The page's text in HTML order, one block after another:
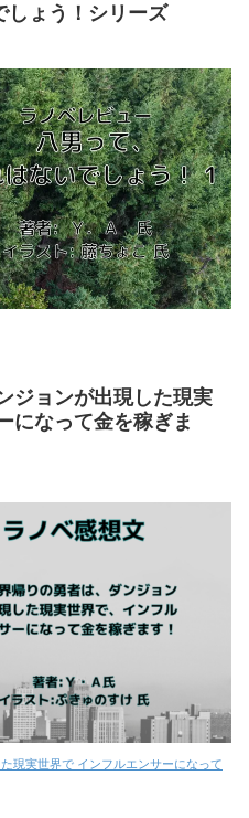
しょう！シリーズ
ジョンが出現した現実
になって金を稼ぎま
現実世界で インフルエンサーになって